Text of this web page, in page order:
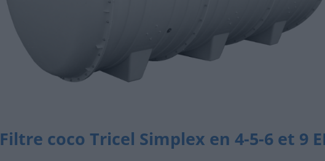
Filtre coco Tricel Simplex en 4-5-6 et 9